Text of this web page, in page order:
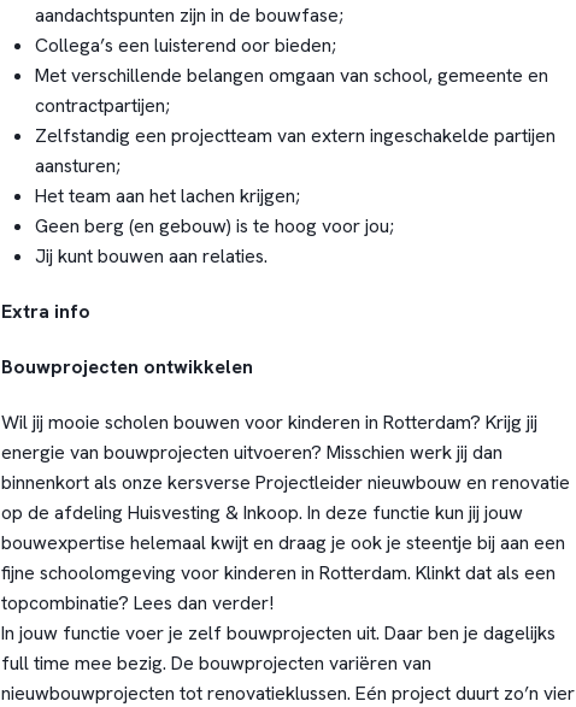
aandachtspunten zijn in de bouwfase;
Collega’s een luisterend oor bieden;
Met verschillende belangen omgaan van school, gemeente en
contractpartijen;
Zelfstandig een projectteam van extern ingeschakelde partijen
aansturen;
Het team aan het lachen krijgen;
Geen berg (en gebouw) is te hoog voor jou;
Jij kunt bouwen aan relaties.
Extra info
Bouwprojecten ontwikkelen
Wil jij mooie scholen bouwen voor kinderen in Rotterdam? Krijg jij
energie van bouwprojecten uitvoeren? Misschien werk jij dan
binnenkort als onze kersverse Projectleider nieuwbouw en renovatie
op de afdeling Huisvesting & Inkoop. In deze functie kun jij jouw
bouwexpertise helemaal kwijt en draag je ook je steentje bij aan een
fijne schoolomgeving voor kinderen in Rotterdam. Klinkt dat als een
topcombinatie? Lees dan verder!
In jouw functie voer je zelf bouwprojecten uit. Daar ben je dagelijks
full time mee bezig. De bouwprojecten variëren van
nieuwbouwprojecten tot renovatieklussen. Eén project duurt zo’n vier